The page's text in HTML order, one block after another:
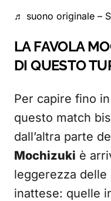
♬ suono originale –
LA FAVOLA
DI QUESTO
Per capire fino
questo match
dall’altra parte
Mochizuki è
leggerezza
inattese: quelle